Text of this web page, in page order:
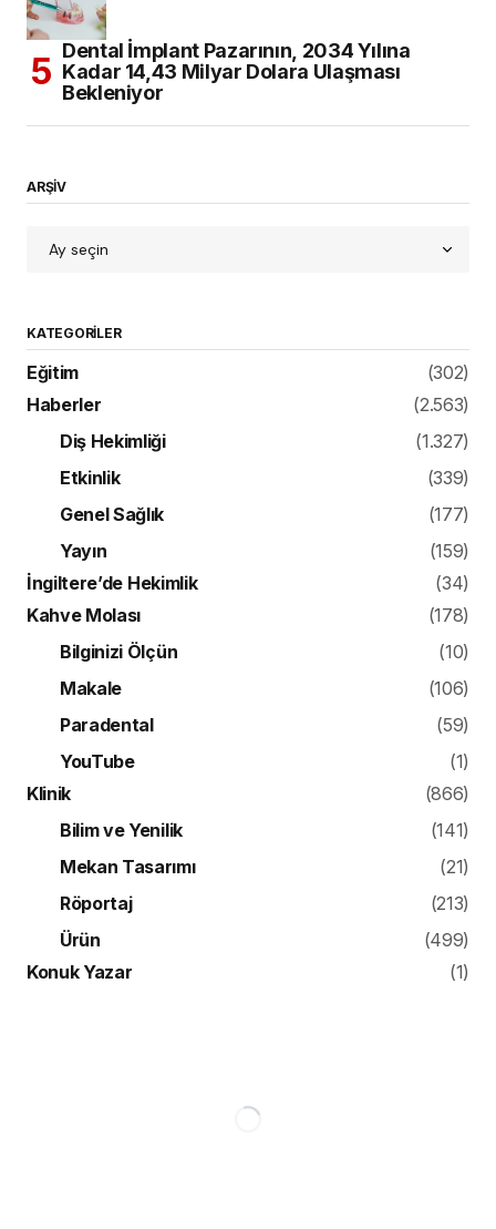
Dental İmplant Pazarının, 2034 Yılına
Kadar 14,43 Milyar Dolara Ulaşması
Bekleniyor
ARŞİV
KATEGORILER
Eğitim
(302)
Haberler
(2.563)
Diş Hekimliği
(1.327)
Etkinlik
(339)
Genel Sağlık
(177)
Yayın
(159)
İngiltere’de Hekimlik
(34)
Kahve Molası
(178)
Bilginizi Ölçün
(10)
Makale
(106)
Paradental
(59)
YouTube
(1)
Klinik
(866)
Bilim ve Yenilik
(141)
Mekan Tasarımı
(21)
Röportaj
(213)
Ürün
(499)
Konuk Yazar
(1)